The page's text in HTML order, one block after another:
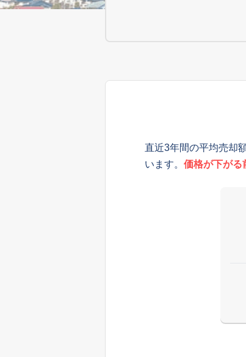
直近3年間の平均売却
います。 価格が下がる